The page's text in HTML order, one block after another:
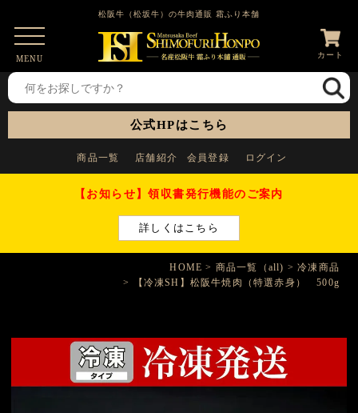
松阪牛（松坂牛）の牛肉通販 霜ふり本舗
カート
MENU
公式HPはこちら
商品一覧 店舗紹介 会員登録 ログイン
【お知らせ】領収書発行機能のご案内
詳しくはこちら
HOME 商品一覧（all)
冷凍商品
【冷凍SH】松阪牛焼肉（特選赤身） 500g